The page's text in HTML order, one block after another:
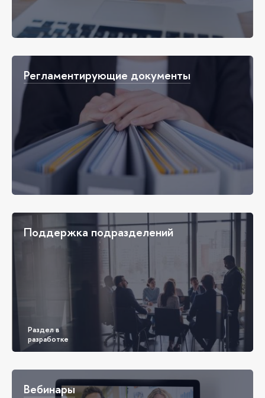
Регламентирующие документы
Поддержка подразделений
Вебинары